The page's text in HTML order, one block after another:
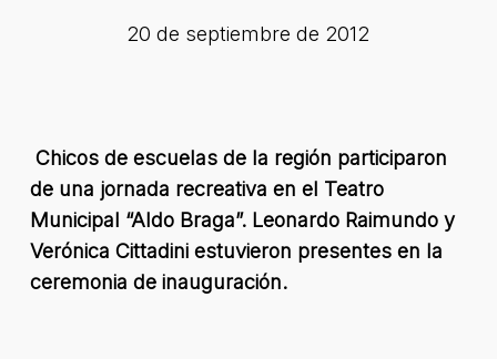
20 de septiembre de 2012
Chicos de escuelas de la región participaron
de una jornada recreativa en el Teatro
Municipal “Aldo Braga”. Leonardo Raimundo y
Verónica Cittadini estuvieron presentes en la
ceremonia de inauguración.